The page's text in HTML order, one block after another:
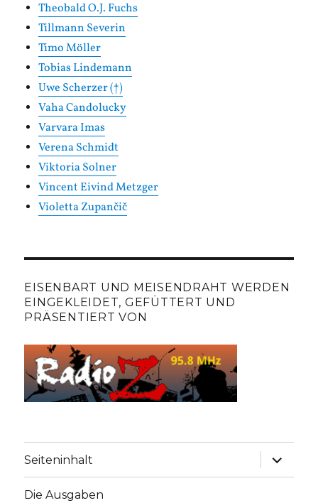
Theobald O.J. Fuchs
Tillmann Severin
Timo Möller
Tobias Lindemann
Uwe Scherzer (†)
Vaha Candolucky
Varvara Imas
Verena Schmidt
Viktoria Solner
Vincent Eivind Metzger
Violetta Zupančič
EISENBART UND MEISENDRAHT WERDEN
EINGEKLEIDET, GEFÜTTERT UND
PRÄSENTIERT VON
Seiteninhalt
Die Ausgaben